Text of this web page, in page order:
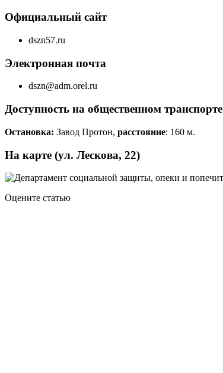
Официальный сайт
dszn57.ru
Электронная почта
dszn@adm.orel.ru
Доступность на общественном транспорте
Остановка: Завод Протон, расстояние: 160 м.
На карте (ул. Лескова, 22)
Оцените статью